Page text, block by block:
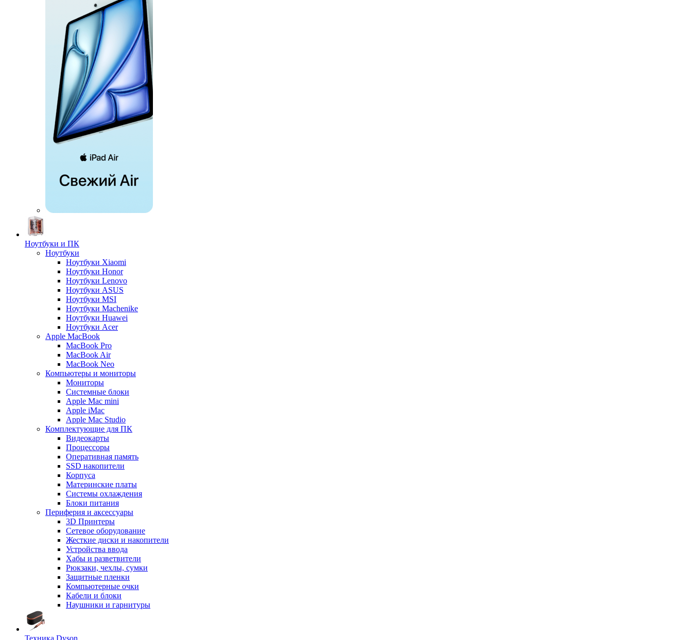
Ноутбуки и ПК
Ноутбуки
Ноутбуки Xiaomi
Ноутбуки Honor
Ноутбуки Lenovo
Ноутбуки ASUS
Ноутбуки MSI
Ноутбуки Machenike
Ноутбуки Huawei
Ноутбуки Acer
Apple MacBook
MacBook Pro
MacBook Air
MacBook Neo
Компьютеры и мониторы
Мониторы
Системные блоки
Apple Mac mini
Apple iMac
Apple Mac Studio
Комплектующие для ПК
Видеокарты
Процессоры
Оперативная память
SSD накопители
Корпуса
Материнские платы
Системы охлаждения
Блоки питания
Периферия и аксессуары
3D Принтеры
Сетевое оборудование
Жесткие диски и накопители
Устройства ввода
Хабы и разветвители
Рюкзаки, чехлы, сумки
Защитные пленки
Компьютерные очки
Кабели и блоки
Наушники и гарнитуры
Техника Dyson